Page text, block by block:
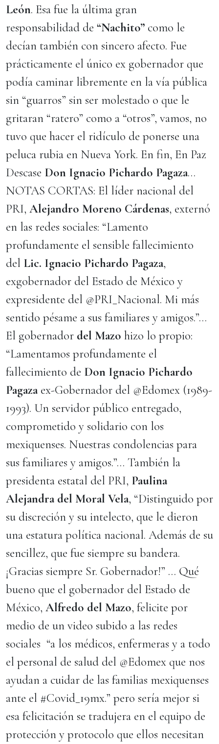
León. Esa fue la última gran
responsabilidad de “Nachito” como le
decían también con sincero afecto. Fue
prácticamente el único ex gobernador que
podía caminar libremente en la vía pública
sin “guarros” sin ser molestado o que le
gritaran “ratero” como a “otros”, vamos, no
tuvo que hacer el ridículo de ponerse una
peluca rubia en Nueva York. En fin, En Paz
Descase Don Ignacio Pichardo Pagaza…
NOTAS CORTAS: El líder nacional del
PRI, Alejandro Moreno Cárdenas, externó
en las redes sociales: “Lamento
profundamente el sensible fallecimiento
del Lic. Ignacio Pichardo Pagaza,
exgobernador del Estado de México y
expresidente del @PRI_Nacional. Mi más
sentido pésame a sus familiares y amigos.”…
El gobernador del Mazo hizo lo propio:
“Lamentamos profundamente el
fallecimiento de Don Ignacio Pichardo
Pagazaex-Gobernador del @Edomex (1989-
1993). Un servidor público entregado,
comprometido y solidario con los
mexiquenses. Nuestras condolencias para
sus familiares y amigos.”… También la
presidenta estatal del PRI, Paulina
Alejandra del Moral Vela, “Distinguido por
su discreción y su intelecto, que le dieron
una estatura política nacional. Además de su
sencillez, que fue siempre su bandera.
¡Gracias siempre Sr. Gobernador!” … Qué
bueno que el gobernador del Estado de
México, Alfredo del Mazo, felicite por
medio de un video subido a las redes
sociales “a los médicos, enfermeras y a todo
el personal de salud del @Edomex que nos
ayudan a cuidar de las familias mexiquenses
ante el #Covid_19mx.” pero sería mejor si
esa felicitación se tradujera en el equipo de
protección y protocolo que ellos necesitan